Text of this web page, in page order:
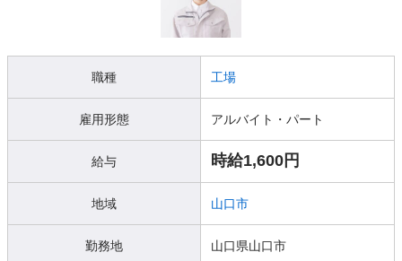
職種 工場
雇用形態 アルバイト・パート
給与 時給1,600円
地域 山口市
勤務地 山口県山口市